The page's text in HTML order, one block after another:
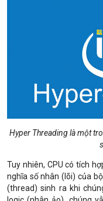
Hyper Threading là một
Tuy nhiên, CPU có tích
nghĩa số nhân (lõi) của
(thread) sinh ra khi